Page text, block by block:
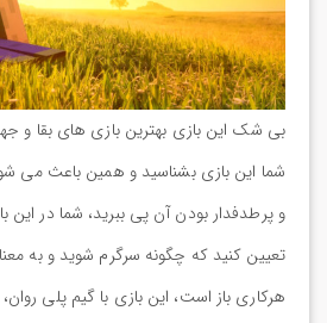
بی شک این بازی بهترین بازی های بقا و
شما این بازی بشناسید و همین باعث می
و پرطدفدار بودن آن پی ببرید، شما در این
تعیین کنید که چگونه سرگرم شوید و به
هرکاری باز است، این بازی با گیم پلی